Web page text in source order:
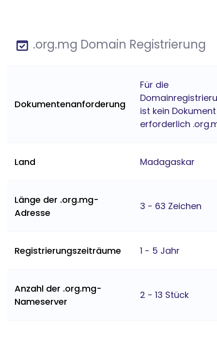
.org.mg Domain Registrierung
Dokumentenanforderung
Für die
ist kein Dokument
erforderlich
Land Madagaskar
Länge der .org.mg-
Adresse
3 - 63 Zeichen
Registrierungszeiträume 1 - 5 Jahr
Anzahl der .org.mg-
Nameserver
2 - 13 Stück